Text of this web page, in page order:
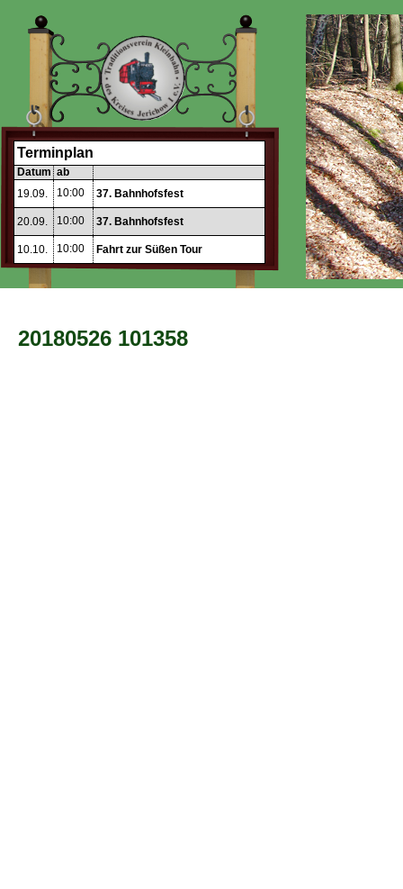
Terminplan
Datum ab
19.09.
10:00 37. Bahnhofsfest
20.09. 10:00 37. Bahnhofsfest
10.10. 10:00 Fahrt zur Süßen Tour
20180526 101358